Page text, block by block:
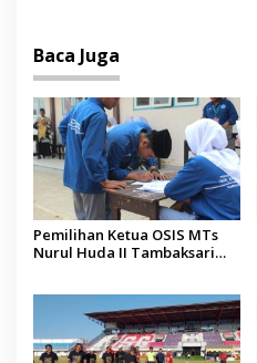
Baca Juga
Pemilihan Ketua OSIS MTs
Nurul Huda II Tambaksari